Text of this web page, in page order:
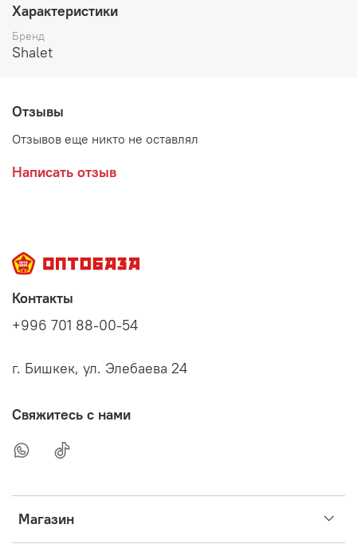
Характеристики
Бренд
Shalet
Отзывы
Отзывов еще никто не оставлял
Написать отзыв
Магазин
Контакты
+996 701 88-00-54
г. Бишкек, ул. Элебаева 24
Свяжитесь с нами